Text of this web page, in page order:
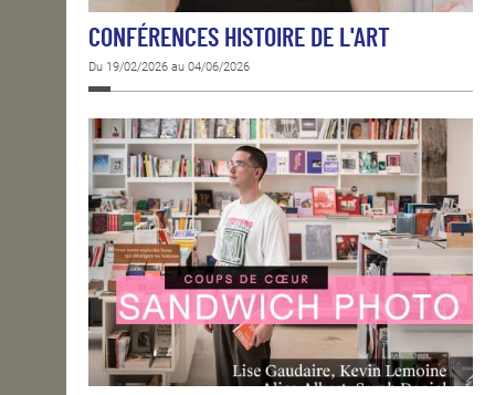
CONFÉRENCES HISTOIRE DE L'ART
Du 19/02/2026 au 04/06/2026